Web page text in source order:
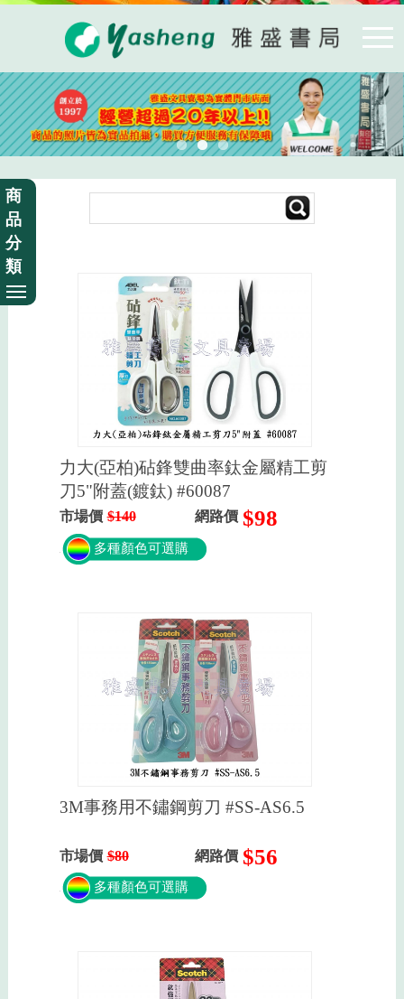
商
品
分
類
力大(亞柏)砧鋒雙曲率鈦金屬精工剪
刀5"附蓋(鍍鈦) #60087
市場價 $140 網路價 $98
多種顏色可選購
3M事務用不鏽鋼剪刀 #SS-AS6.5
市場價 $80 網路價 $56
多種顏色可選購